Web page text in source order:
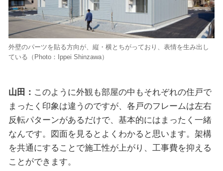
外壁のパーツを貼る方向が、縦・横とちがっており、表情を生み出し
ている（Photo：Ippei Shinzawa）
山田： このように外観も部屋の中もそれぞれの住戸で
まったく印象は違うのですが、各戸のフレームは左右
反転パターンがあるだけで、基本的にはまったく一緒
なんです。図面を見るとよくわかると思います。架構
を共通にすることで施工性が上がり、工事費を抑える
ことができます。